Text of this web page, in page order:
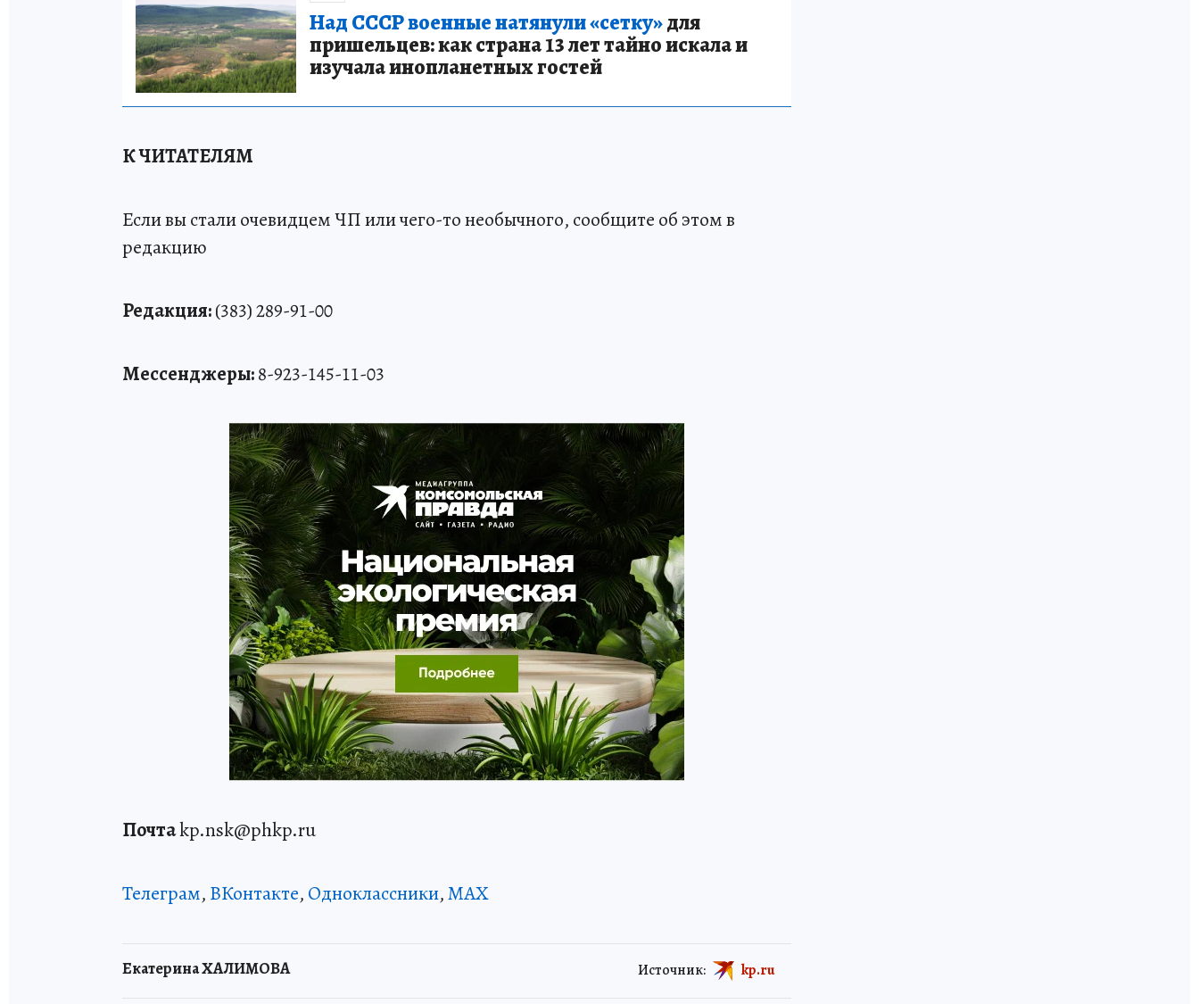
Над СССР военные натянули «сетку»для
пришельцев: как страна 13 лет тайно искала и
изучала инопланетных гостей
К ЧИТАТЕЛЯМ
Если вы стали очевидцем ЧП или чего-то необычного, сообщите об этом в
редакцию
Редакция:(383) 289-91-00
Мессенджеры:8-923-145-11-03
Почтаkp.nsk@phkp.ru
Телеграм, ВКонтакте, Одноклассники,MAX
Екатерина ХАЛИМОВА Источник: kp.ru